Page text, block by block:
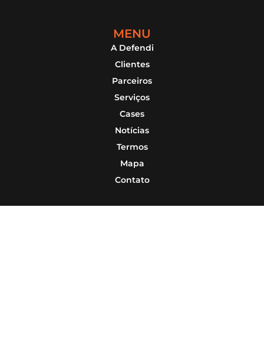
MENU
A Defendi
Clientes
Parceiros
Serviços
Cases
Notícias
Termos
Mapa
Contato